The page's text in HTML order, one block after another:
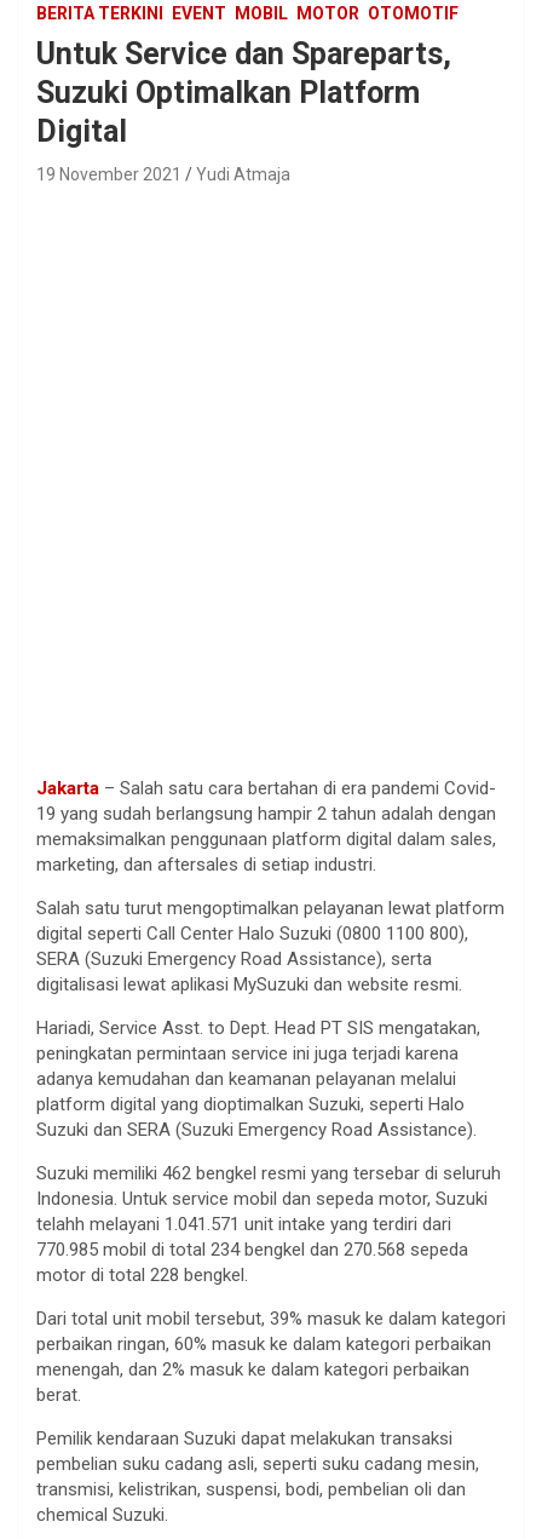
BERITA TERKINI EVENT MOBIL MOTOR OTOMOTIF
Untuk Service dan Spareparts,
Suzuki Optimalkan Platform
Digital
19 November 2021 Yudi Atmaja
Jakarta – Salah satu cara bertahan di era pandemi Covid-
19 yang sudah berlangsung hampir 2 tahun adalah dengan
memaksimalkan penggunaan platform digital dalam sales,
marketing, dan aftersales di setiap industri.
Salah satu turut mengoptimalkan pelayanan lewat platform
digital seperti Call Center Halo Suzuki (0800 1100 800),
SERA (Suzuki Emergency Road Assistance), serta
digitalisasi lewat aplikasi MySuzuki dan website resmi.
Hariadi, Service Asst. to Dept. Head PT SIS mengatakan,
peningkatan permintaan service ini juga terjadi karena
adanya kemudahan dan keamanan pelayanan melalui
platform digital yang dioptimalkan Suzuki, seperti Halo
Suzuki dan SERA (Suzuki Emergency Road Assistance).
Suzuki memiliki 462 bengkel resmi yang tersebar di seluruh
Indonesia. Untuk service mobil dan sepeda motor, Suzuki
telahh melayani 1.041.571 unit intake yang terdiri dari
770.985 mobil di total 234 bengkel dan 270.568 sepeda
motor di total 228 bengkel.
Dari total unit mobil tersebut, 39% masuk ke dalam kategori
perbaikan ringan, 60% masuk ke dalam kategori perbaikan
menengah, dan 2% masuk ke dalam kategori perbaikan
berat.
Pemilik kendaraan Suzuki dapat melakukan transaksi
pembelian suku cadang asli, seperti suku cadang mesin,
transmisi, kelistrikan, suspensi, bodi, pembelian oli dan
chemical Suzuki.